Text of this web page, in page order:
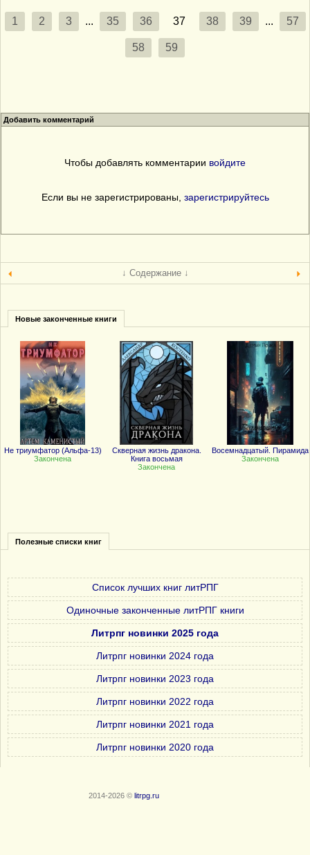
1 2 3 ... 35 36 37 38 39 ... 57
58 59
Добавить комментарий
Чтобы добавлять комментарии войдите
Если вы не зарегистрированы, зарегистрируйтесь
↓ Содержание ↓
Новые законченные книги
Не триумфатор (Альфа-13)
Закончена
Скверная жизнь дракона.
Книга восьмая
Закончена
Восемнадцатый. Пирамида
Закончена
Полезные списки книг
Список лучших книг литРПГ
Одиночные законченные литРПГ книги
Литрпг новинки 2025 года
Литрпг новинки 2024 года
Литрпг новинки 2023 года
Литрпг новинки 2022 года
Литрпг новинки 2021 года
Литрпг новинки 2020 года
2014-2026 © litrpg.ru